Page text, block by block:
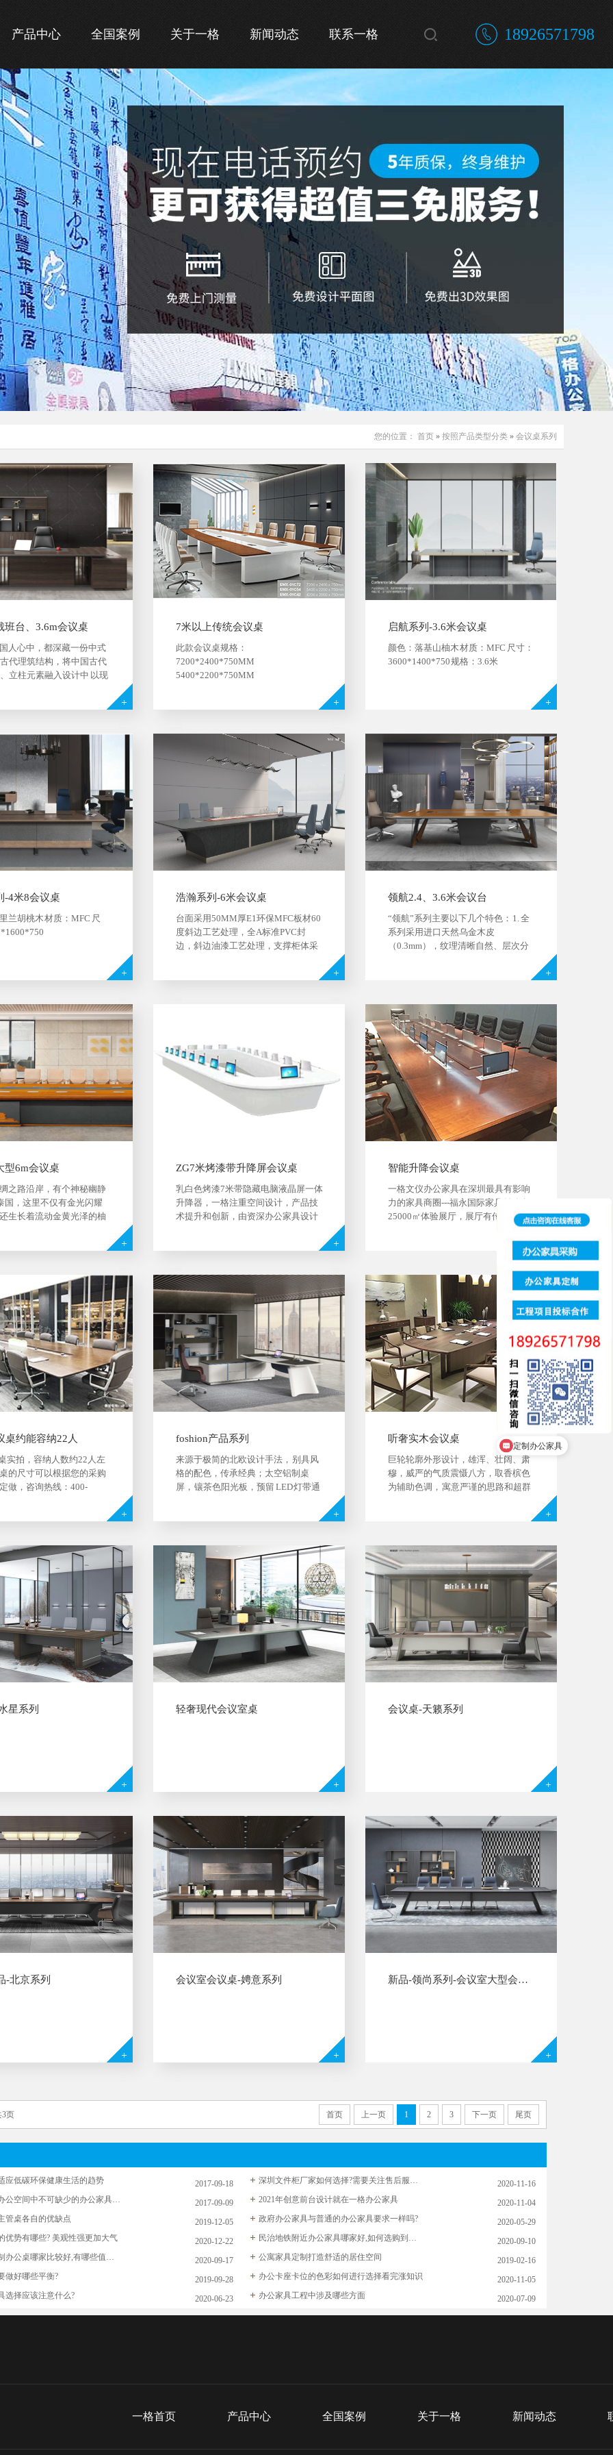
18926571798
产品中心 全国案例 关于一格 新闻动态 联系一格
您的位置： 首页 » 按照产品类型分类 » 会议桌系列
班台、3.6m会议桌
人心中，都深藏一份中式
代理筑结构，将中国古代
立柱元素融入设计中 以现
7米以上传统会议桌
此款会议桌规格：
7200*2400*750MM
5400*2200*750MM
启航系列-3.6米会议桌
颜色：落基山柚木 材质：MFC 尺寸：
3600*1400*750 规格：3.6米
-4米8会议桌
兰胡桃木 材质：MFC 尺
浩瀚系列-6米会议桌
台面采用50MM厚E1环保MFC板材60
度斜边工艺处理，全A标准PVC封
边，斜边油漆工艺处理，支撑柜体采
领航2.4、3.6米会议台
“领航”系列主要以下几个特色： 1. 全
系列采用进口天然乌金木皮
（0.3mm），纹理清晰自然、层次分
产...
型6m会议桌
之路沿岸，有个神秘幽静
国，这里不仅有金光闪耀
生长着流动金黄光泽的柚
解更多款式，...
ZG7米烤漆带升降屏会议桌
乳白色烤漆7米带隐藏电脑液晶屏一体
升降器，一格注重空间设计，产品技
术提升和创新，由资深办公家具设计
定制及产品整体配置解决...
智能升降会议桌
一格文仪办公家具在深圳最具有影响
力的家具商圈---福永国际家具村建立
25000㎡体验展厅，展厅有传统、板
式、实木办公家具品类丰富，配套系
列齐全，能涵盖满足层次不同消费者
的采购需求，经常与政府单位、上市
企业、大小公司商谈提供一站式商用
办公空间整体解决...
桌约能容纳22人
实拍，容纳人数约22人左
的尺寸可以根据您的采购
做，咨询热线：400-
foshion产品系列
来源于极简的北欧设计手法， 别具风
格的配色，传承经典；太空铝制桌
屏， 镶茶色阳光板，预留 LED 灯带通
听奢实木会议桌
巨轮轮廓外形设计，雄浑、壮阔、肃
穆，威严的气质震慑八方，取香槟色
为辅助色调， 寓意严谨的思路和超群
讯热线：4006198...
星系列 轻奢现代会议室桌 会议桌-天籁系列
-北京系列 会议室会议桌-娉意系列 新品-领尚系列-会议室大型会议桌
3页 首页 上一页 1 2 3 下一页 尾页
2017-09-18
应低碳环保健康生活的趋势 2020-11-16
深圳文件柜厂家如何选择?需要关注售后服务吗?
2017-09-09
性冷谈风的办公空间中不可缺少的办公家具定制 2020-11-04
2021年创意前台设计就在一格办公家具
2019-12-05
管桌各自的优缺点 2020-05-29
政府办公家具与普通的办公家具要求一样吗?
2020-12-22
优势有哪些? 美观性强更加大气 2020-09-10
民治地铁附近办公家具哪家好,如何选购到优质的?
2020-09-17
深圳周边定制办公桌哪家比较好,有哪些值得推荐 2019-02-16
公寓家具定制打造舒适的居住空间
2019-09-28
做好哪些平衡? 2020-11-05
办公卡座卡位的色彩如何进行选择看完涨知识
2020-06-23
选择应该注意什么? 2020-07-09
办公家具工程中涉及哪些方面
一格首页 产品中心 全国案例 关于一格 新闻动态
定制办公家具
我有个办公室的家具需要